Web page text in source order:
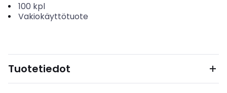
100 kpl
Vakiokäyttötuote
Tuotetiedot